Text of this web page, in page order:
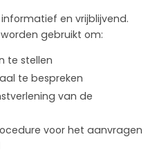
en vrijblijvend.
gebruikt om:
te stellen
te bespreken
van de
voor het aanvragen